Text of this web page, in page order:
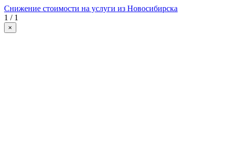
Снижение стоимости на услуги из Новосибирска
1 / 1
×